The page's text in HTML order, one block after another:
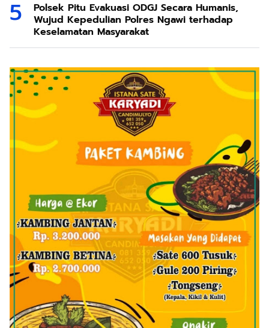
Polsek Pitu Evakuasi ODGJ Secara Humanis,
Wujud Kepedulian Polres Ngawi terhadap
Keselamatan Masyarakat